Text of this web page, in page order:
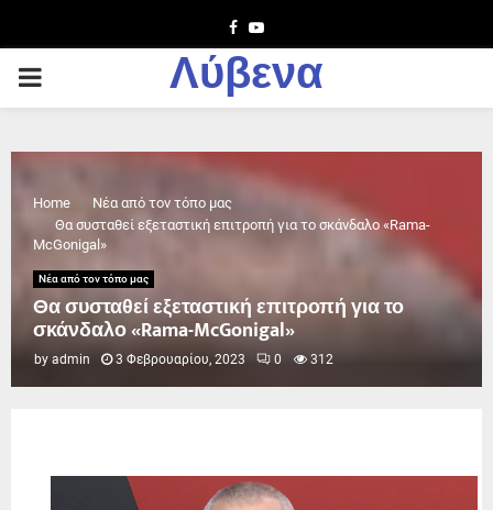
Facebook
Youtube
PRIMARY
Λύβενα
Home
Νέα από τον τόπο μας
Θα συσταθεί εξεταστική επιτροπή για το σκάνδαλο «Rama-
McGonigal»
Νέα από τον τόπο μας
Θα συσταθεί εξεταστική επιτροπή για το
σκάνδαλο «Rama-McGonigal»
by admin 3 Φεβρουαρίου, 2023 0 312